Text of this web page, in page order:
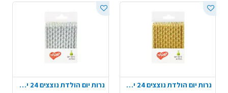
נרות יום הולדת נוצצים 24 יח' - זהב
נרות יום הולדת נוצצים 24 יח' - כסף